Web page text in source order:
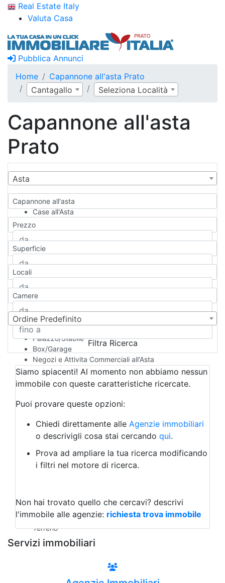
Real Estate Italy
Valuta Casa
Pubblica Annunci
Home
Capannone all'asta Prato
Cantagallo
Seleziona Località
Capannone all'asta
Prato
Asta
Capannone all'asta
Case all'Asta
Qualsiasi
Appartamento
Casa indipendente
Casa Semi-indipendente
Attico/Mansarda
Rustico/Casale
Camera d'Albergo
Multiproprietà
Palazzo/Stabile
Box/Garage
Negozi e Attivita Commerciali all'Asta
Qualsiasi
Attività/Licenza Commerciale
Azienda Agricola
Bar/Ristorante
Albergo
Laboratorio Artigianale
Negozio/locale commerciale
Agriturismo
Magazzini
Qualsiasi
Terreno edificabile
Terreno
Prezzo
Superficie
Locali
Camere
Ordine Predefinito
Filtra Ricerca
Siamo spiacenti! Al momento non abbiamo nessun
immobile con queste caratteristiche ricercate.
Puoi provare queste opzioni:
Chiedi direttamente alle Agenzie immobiliari
o descrivigli cosa stai cercando qui.
Prova ad ampliare la tua ricerca modificando
i filtri nel motore di ricerca.
Non hai trovato quello che cercavi? descrivi
l'immobile alle agenzie: richiesta trova immobile
Servizi immobiliari